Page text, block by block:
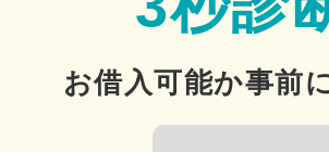
お借入可能か事前